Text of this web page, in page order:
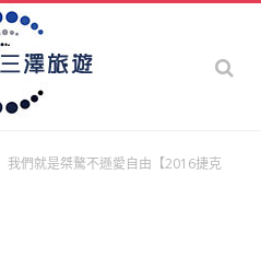
我們就是桀驁不遜愛自由【2016捷克